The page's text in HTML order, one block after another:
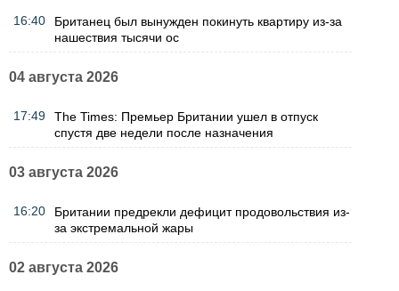
16:40
Британец был вынужден покинуть квартиру из-за
нашествия тысячи ос
04 августа 2026
17:49
The Times: Премьер Британии ушел в отпуск
спустя две недели после назначения
03 августа 2026
16:20
Британии предрекли дефицит продовольствия из-
за экстремальной жары
02 августа 2026